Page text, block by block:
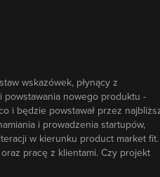
wskazówek, płynący z
nowego produktu -
i będzie powstawał przez
i prowadzenia startupów,
w kierunku product market fit.
pracę z klientami. Czy projekt